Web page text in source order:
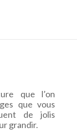
que l’on
que vous
de jolis
grandir.